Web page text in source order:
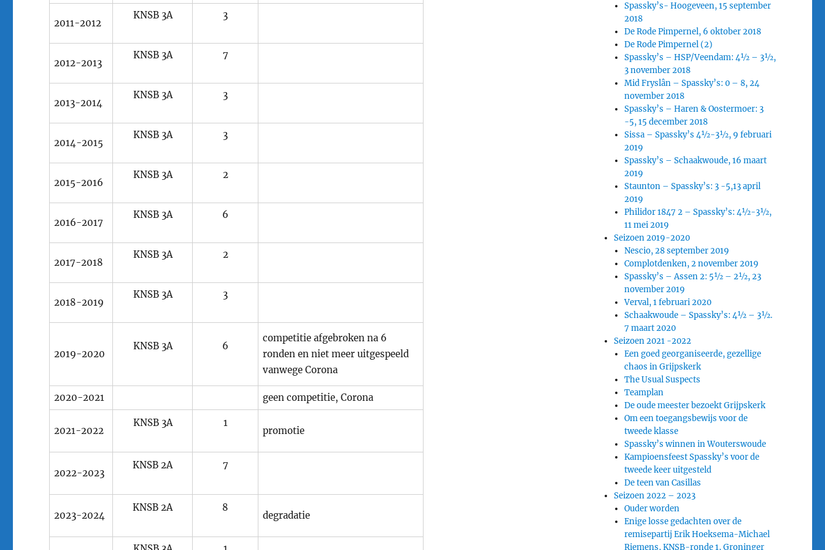
2011-2012
KNSB 3A 3
2012-2013
KNSB 3A 7
2013-2014
KNSB 3A 3
2014-2015
KNSB 3A 3
2015-2016
KNSB 3A 2
2016-2017
KNSB 3A 6
2017-2018
KNSB 3A 2
2018-2019
KNSB 3A 3
2019-2020
KNSB 3A 6
competitie afgebroken na 6
ronden en niet meer uitgespeeld
vanwege Corona
2020-2021 geen competitie, Corona
2021-2022
KNSB 3A 1
promotie
2022-2023
KNSB 2A 7
2023-2024
KNSB 2A 8
degradatie
Spassky’s- Hoogeveen, 15 september
2018
De Rode Pimpernel, 6 oktober 2018
De Rode Pimpernel (2)
Spassky’s – HSP/Veendam: 4½ – 3½,
3 november 2018
Mid Fryslân – Spassky’s: 0 – 8, 24
november 2018
Spassky’s – Haren & Oostermoer: 3
-5, 15 december 2018
Sissa – Spassky’s 4½-3½, 9 februari
2019
Spassky’s – Schaakwoude, 16 maart
2019
Staunton – Spassky’s: 3 -5,13 april
2019
Philidor 1847 2 – Spassky’s: 4½-3½,
11 mei 2019
Seizoen 2019-2020
Nescio, 28 september 2019
Complotdenken, 2 november 2019
Spassky’s – Assen 2: 5½ – 2½, 23
november 2019
Verval, 1 februari 2020
Schaakwoude – Spassky’s: 4½ – 3½.
7 maart 2020
Seizoen 2021 -2022
Een goed georganiseerde, gezellige
chaos in Grijpskerk
The Usual Suspects
Teamplan
De oude meester bezoekt Grijpskerk
Om een toegangsbewijs voor de
tweede klasse
Spassky’s winnen in Wouterswoude
Kampioensfeest Spassky’s voor de
tweede keer uitgesteld
De teen van Casillas
Seizoen 2022 – 2023
Ouder worden
Enige losse gedachten over de
remisepartij Erik Hoeksema-Michael
Riemens, KNSB-ronde 1, Groninger